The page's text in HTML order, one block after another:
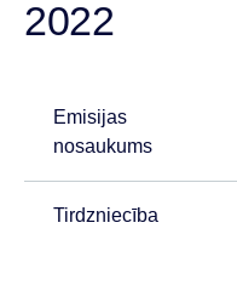
2022
Emisijas
nosaukums
Tirdzniecība